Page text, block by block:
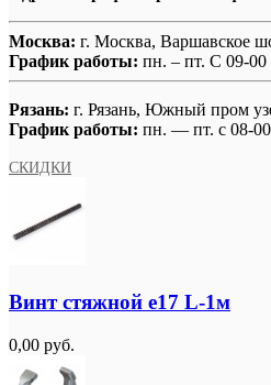
Москва: г. Москва, Варшавское
График работы: пн. – пт. С 09-00
Рязань: г. Рязань, Южный пром
График работы: пн. — пт. с 08-
СКИДКИ
Винт стяжной e17 L-1м
0,00 руб.